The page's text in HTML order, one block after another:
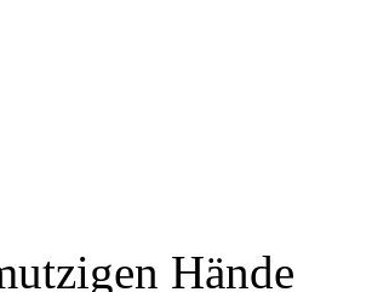
Hände